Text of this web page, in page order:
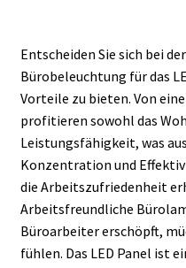
Entscheiden Sie sich bei
Bürobeleuchtung für das
Vorteile zu bieten. Von
profitieren sowohl das
Leistungsfähigkeit, was
Konzentration und
die Arbeitszufriedenheit
Arbeitsfreundliche
Büroarbeiter erschöpft,
fühlen. Das LED Panel ist